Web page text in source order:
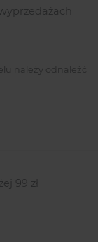
należy odnaleźć
99 zł